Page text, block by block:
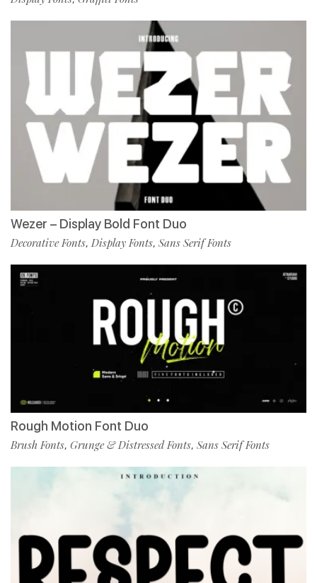
Wezer – Display Bold Font Duo
Decorative Fonts, Display Fonts, Sans Serif Fonts
Rough Motion Font Duo
Brush Fonts, Grunge & Distressed Fonts, Sans Serif Fonts